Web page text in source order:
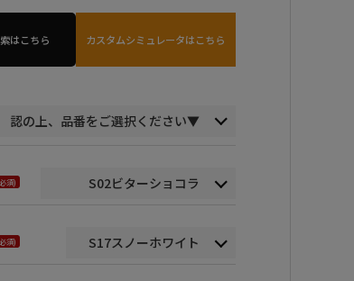
はこちら カスタムシミュレータはこちら